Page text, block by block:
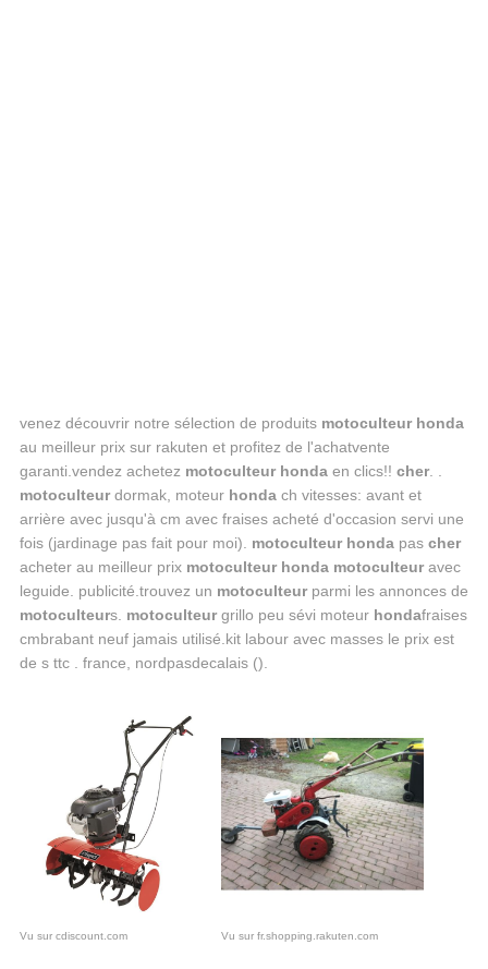
venez découvrir notre sélection de produits motoculteur honda
au meilleur prix sur rakuten et profitez de l'achatvente
garanti.vendez achetez motoculteur hondaen clics!! cher. .
motoculteurdormak, moteur hondach vitesses: avant et
arrière avec jusqu'à cm avec fraises acheté d'occasion servi une
fois (jardinage pas fait pour moi). motoculteur hondapas cher
acheter au meilleur prix motoculteur honda motoculteuravec
leguide. publicité.trouvez un motoculteurparmi les annonces de
motoculteurs. motoculteurgrillo peu sévi moteur hondafraises
cmbrabant neuf jamais utilisé.kit labour avec masses le prix est
de s ttc . france, nordpasdecalais ().
Vu sur cdiscount.com Vu sur fr.shopping.rakuten.com